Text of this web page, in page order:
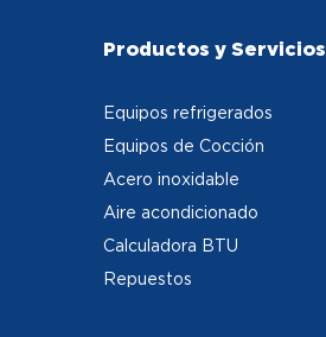
Productos y Servicios
Equipos refrigerados
Equipos de Cocción
Acero inoxidable
Aire acondicionado
Calculadora BTU
Repuestos